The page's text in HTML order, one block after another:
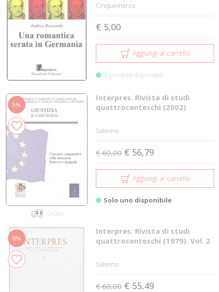
Cinquemarzo
€ 5,00
Aggiungi al carrello
3 prodotti disponibili
5%
Gratis
Interpres. Rivista di studi
quattrocenteschi (2002)
Salerno
€ 60,00 € 56,79
Aggiungi al carrello
Solo uno disponibile
8%
Interpres. Rivista di studi
quattrocenteschi (1979). Vol. 2
Salerno
€ 60,00 € 55,49